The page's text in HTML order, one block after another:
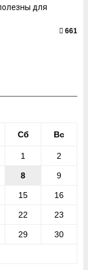
для
661
Сб Вс
1 2
8 9
15 16
22 23
29 30